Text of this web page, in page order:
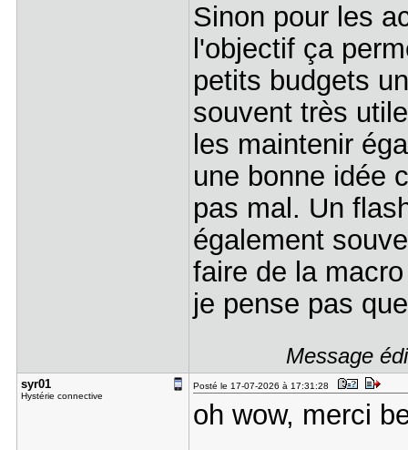
Sinon pour les
l'objectif ça
petits budgets
souvent très
les maintenir
une bonne idée
pas mal. Un
également
faire de la
je pense pas
Message
syr01
Hystérie connective
Posté le 17-07-2026 à 17:31:28
oh wow, merci